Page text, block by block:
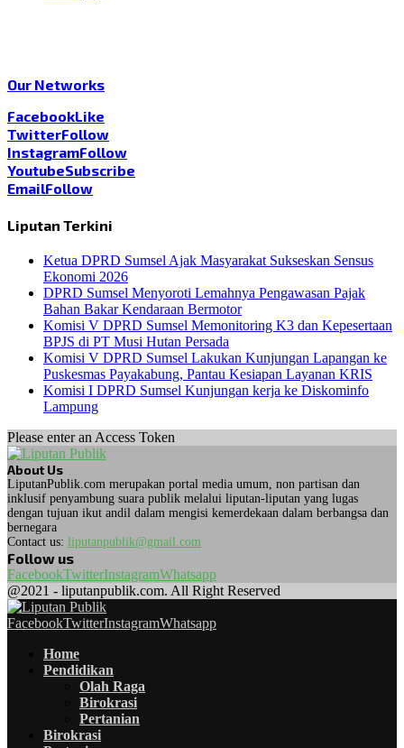
Our Networks
FacebookLike
TwitterFollow
InstagramFollow
YoutubeSubscribe
EmailFollow
Liputan Terkini
Ketua DPRD Sumsel Ajak Masyarakat Sukseskan Sensus
Ekonomi 2026
DPRD Sumsel Menyoroti Lemahnya Pengawasan Pajak
Bahan Bakar Kendaraan Bermotor
Komisi V DPRD Sumsel Memonitoring K3 dan Kepesertaan
BPJS di PT Musi Hutan Persada
Komisi V DPRD Sumsel Lakukan Kunjungan Lapangan ke
Puskesmas Payakabung, Pantau Kesiapan Layanan KRIS
Komisi I DPRD Sumsel Kunjungan kerja ke Diskominfo
Lampung
Please enter an Access Token
About Us
LiputanPublik.com merupakan portal media umum, non partisan dan
inklusif penyambung suara publik melalui liputan-liputan yang lugas
dengan tujuan ikut andil dalam mengisi kemerdekaan dalam berbangsa dan
bernegara
Contact us: liputanpublik@gmail.com
Follow us
FacebookTwitterInstagramWhatsapp
@2021 - liputanpublik.com. All Right Reserved
FacebookTwitterInstagramWhatsapp
Home
Pendidikan
Olah Raga
Birokrasi
Pertanian
Birokrasi